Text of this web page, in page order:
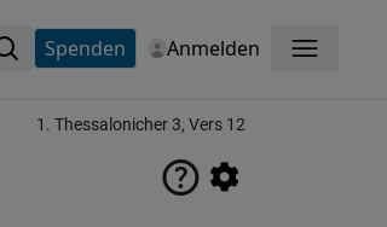
Spenden Anmelden Menü
1. Thessalonicher 3, Vers 12